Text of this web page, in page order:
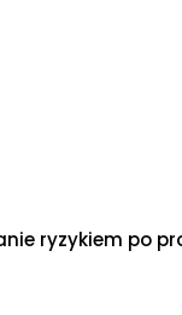
ryzykiem